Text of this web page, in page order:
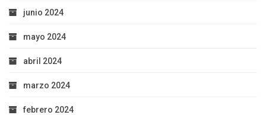
junio 2024
mayo 2024
abril 2024
marzo 2024
febrero 2024